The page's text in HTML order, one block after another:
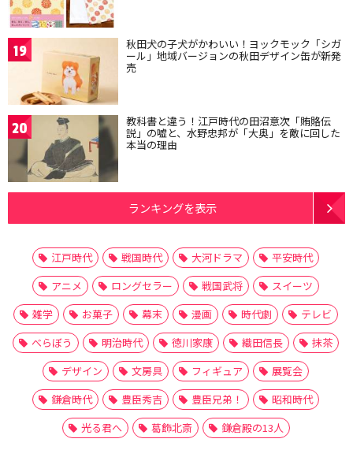
19 秋田犬の子犬がかわいい！ヨックモック「シガ
ール」地域バージョンの秋田デザイン缶が新発
売
20 教科書と違う！江戸時代の田沼意次「賄賂伝
説」の嘘と、水野忠邦が「大奥」を敵に回した
本当の理由
ランキングを表示
江戸時代 戦国時代 大河ドラマ
平安時代
アニメ
ロングセラー 戦国武将
スイーツ
雑学
お菓子 幕末 漫画 時代劇
テレビ
べらぼう
明治時代 徳川家康 織田信長
抹茶
デザイン
文房具 フィギュア
展覧会
鎌倉時代
豊臣秀吉 豊臣兄弟！
昭和時代
光る君へ
葛飾北斎 鎌倉殿の13人